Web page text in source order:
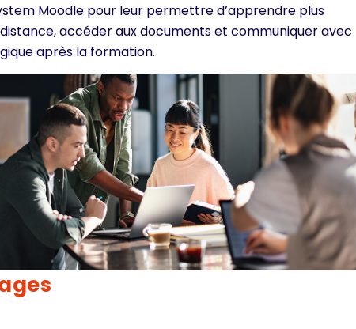
Moodle pour leur permettre d’apprendre plus
accéder aux documents et communiquer avec
après la formation.